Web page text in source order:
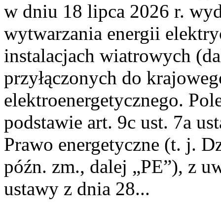
w dniu 18 lipca 2026 r.
wytwarzania energii
instalacjach wiatrowych
przyłączonych do
elektroenergetycznego.
podstawie art. 9c ust. 7a
Prawo energetyczne (t. j.
późn. zm., dalej „PE”), z
ustawy z dnia 28...